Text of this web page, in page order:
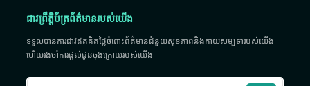
ជាវព្រឹត្តិប័ត្រព័ត៌មានរបស់យើង
ទទួលបានការជាវឥតគិតថ្លៃចំពោះព័ត៌មានជំនួយសុខភាពនិងកាយសម្បទារបស់យើង
ហើយរង់ចាំការផ្តល់ជូនចុងក្រោយរបស់យើង